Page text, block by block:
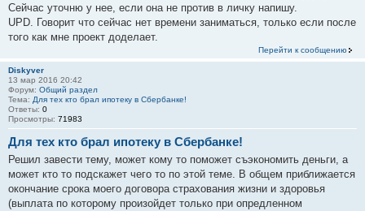
Сейчас уточню у нее, если она не против в личку напишу.
UPD. Говорит что сейчас нет времени заниматься, только если после
того как мне проект доделает.
Перейти к сообщению
Diskyver
13 мар 2016 20:42
Форум: Общий раздел
Тема: Для тех кто брал ипотеку в Сбербанке!
Ответы: 0
Просмотры: 71983
Для тех кто брал ипотеку в Сбербанке!
Решил завести тему, может кому то поможет съэкономить деньги, а
может кто то подскажет чего то по этой теме. В общем приближается
окончание срока моего договора страхования жизни и здоровья
(выплата по которому произойдет только при опредленном